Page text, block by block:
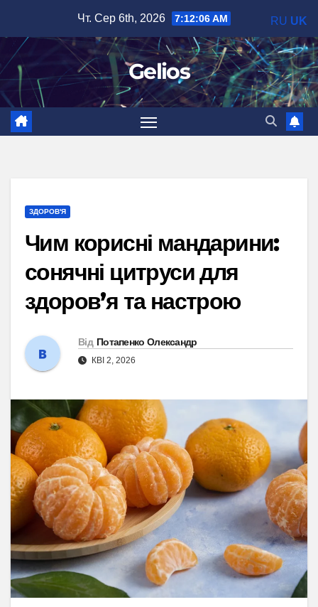
вмісту
Чт. Сер 6th, 2026 7:12:07 AM
Gelios
ЗДОРОВ'Я
Чим корисні мандарини:
сонячні цитруси для
здоров’я та настрою
Від Потапенко Олександр
КВІ 2, 2026
RU UK